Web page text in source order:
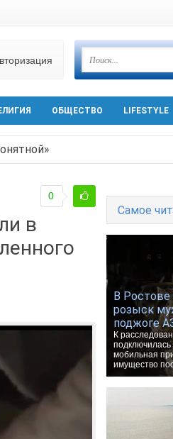
ОБЩЕСТВО LIFESTYLE
двух десятков машин
из Шахт
в
0
Самое
В Ростове
розыск
поджоге
К
мобильная
имущество